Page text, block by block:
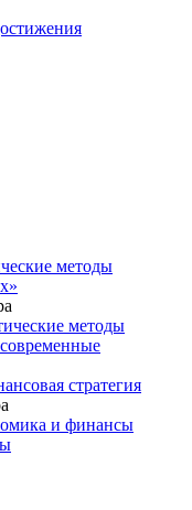
методы
методы
стратегия
и финансы